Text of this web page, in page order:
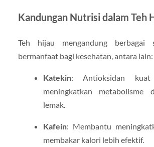
Kandungan Nutrisi dalam Teh
Teh hijau mengandung berbagai
bermanfaat bagi kesehatan, antara lain:
Katekin: Antioksidan
meningkatkan metabolisme
lemak.
Kafein: Membantu
membakar kalori lebih efektif.